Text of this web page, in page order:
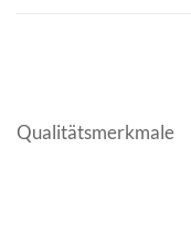
Qualitätsmerkmale